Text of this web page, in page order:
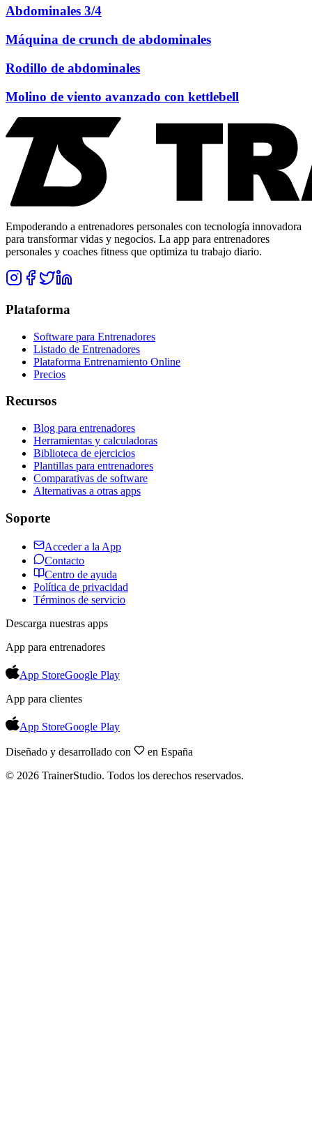
Abdominales 3/4
Máquina de crunch de abdominales
Rodillo de abdominales
Molino de viento avanzado con kettlebell
Empoderando a entrenadores personales con tecnología innovadora
para transformar vidas y negocios. La app para entrenadores
personales y coaches fitness que optimiza tu trabajo diario.
Plataforma
Software para Entrenadores
Listado de Entrenadores
Plataforma Entrenamiento Online
Precios
Recursos
Blog para entrenadores
Herramientas y calculadoras
Biblioteca de ejercicios
Plantillas para entrenadores
Comparativas de software
Alternativas a otras apps
Soporte
Acceder a la App
Contacto
Centro de ayuda
Política de privacidad
Términos de servicio
Descarga nuestras apps
App para entrenadores
App StoreGoogle Play
App para clientes
App StoreGoogle Play
Diseñado y desarrollado con
en España
© 2026 TrainerStudio. Todos los derechos reservados.